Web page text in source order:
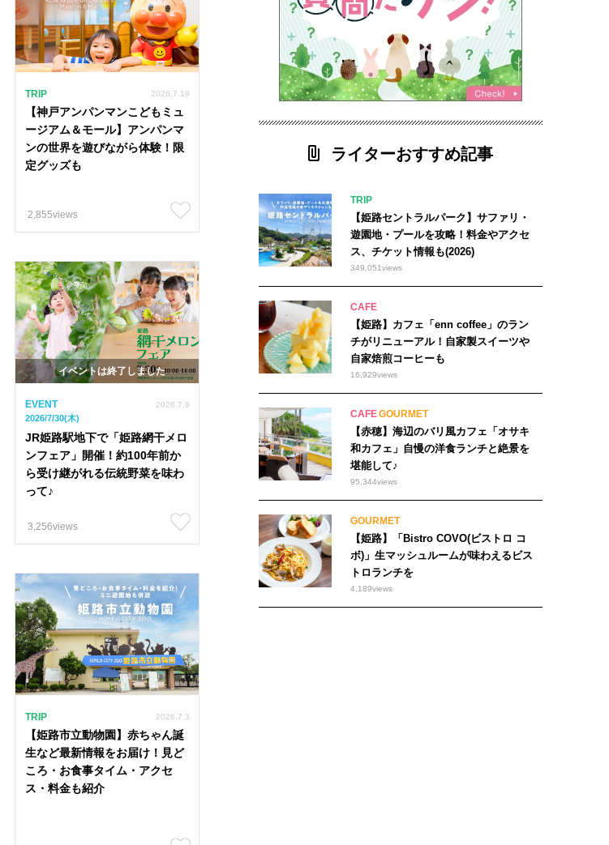
グルメ パン イベント おでかけ
#ランチ 980 #テイクアウト 1064 #モーニング 200
#子連れ 680 #海沿いカフェ 51 #○○専門店 462
佐用町
加古川市 高砂市 稲美町
小野市 三木市 加東市
市川町 福崎町
TRIP
【神戸アンパンマンこどもミュ
ージアム＆モール】アンパンマ
ンの世界を遊びながら体験！限
定グッズも
2026.7.19
2,855views
イベントは終了しました
EVENT
2026/7/30(木)
JR姫路駅地下で「姫路網干メロ
ンフェア」開催！約100年前か
ら受け継がれる伝統野菜を味わ
って♪
2026.7.9
3,256views
TRIP
【姫路市立動物園】赤ちゃん誕
生など最新情報をお届け！見ど
ころ・お食事タイム・アクセ
ス・料金も紹介
2026.7.3
ライターおすすめ記事
TRIP
【姫路セントラルパーク】サファリ・
遊園地・プールを攻略！料金やアクセ
ス、チケット情報も(2026)
349,051views
CAFE
【姫路】カフェ「enn coffee」のラン
チがリニューアル！自家製スイーツや
自家焙煎コーヒーも
16,929views
CAFEGOURMET
【赤穂】海辺のバリ風カフェ「オサキ
和カフェ」自慢の洋食ランチと絶景を
堪能して♪
95,344views
GOURMET
【姫路】「Bistro COVO(ビストロ コ
ボ)」生マッシュルームが味わえるビス
トロランチを
4,189views